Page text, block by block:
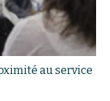
au service